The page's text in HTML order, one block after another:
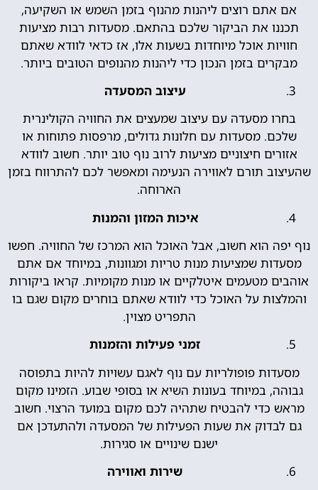
אם אתם רוצים ליהנות מהנוף בזמן השמש או השקיעה,
תכננו את הביקור שלכם בהתאם. מסעדות רבות מציעות
חוויות אוכל מיוחדות בשעות אלו, אז כדאי לוודא שאתם
מבקרים בזמן הנכון כדי ליהנות מהנופים הטובים ביותר.
עיצוב המסעדה
בחרו מסעדה עם עיצוב שמעצים את החוויה הקולינרית
שלכם. מסעדות עם חלונות גדולים, מרפסות פתוחות או
אזורים חיצוניים מציעות לרוב נוף טוב יותר. חשוב לוודא
שהעיצוב תורם לאווירה הנעימה ומאפשר לכם להתרווח בזמן
הארוחה.
איכות המזון והמנות
נוף יפה הוא חשוב, אבל האוכל הוא המרכז של החוויה. חפשו
מסעדות שמציעות מנות טריות ומגוונות, במיוחד אם אתם
אוהבים מטעמים איטלקיים או מנות מקומיות. קראו ביקורות
והמלצות על האוכל כדי לוודא שאתם בוחרים מקום שגם בו
התפריט מצוין.
זמני פעילות והזמנות
מסעדות פופולריות עם נוף לאגם עשויות להיות בתפוסה
גבוהה, במיוחד בעונות השיא או בסופי שבוע. הזמינו מקום
מראש כדי להבטיח שתהיה לכם מקום במועד הרצוי. חשוב
גם לבדוק את שעות הפעילות של המסעדה ולהתעדכן אם
ישנם שינויים או סגירות.
שירות ואווירה